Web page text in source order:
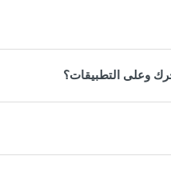
وعلى التطبيقات؟